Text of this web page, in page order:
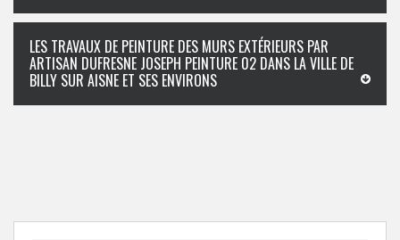
LES TRAVAUX DE PEINTURE DES MURS EXTÉRIEURS PAR
ARTISAN DUFRESNE JOSEPH PEINTURE 02 DANS LA VILLE DE
BILLY SUR AISNE ET SES ENVIRONS